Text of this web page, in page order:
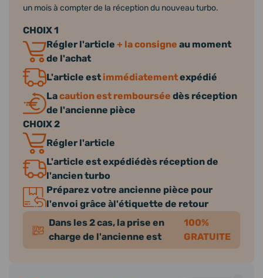
un mois à compter de la réception du nouveau turbo.
CHOIX 1
Régler l'article + la consigne au moment
de l'achat
L'article est immédiatementexpédié
Lacaution est remboursée dès réception
de l'ancienne pièce
CHOIX 2
Régler l'article
L'article est expédiédès réception de
l'ancien turbo
Préparez votre ancienne pièce pour
l'envoi grâce àl'étiquette de retour
Dans les 2 cas, la prise en
charge de l'ancienne est
100%
GRATUITE